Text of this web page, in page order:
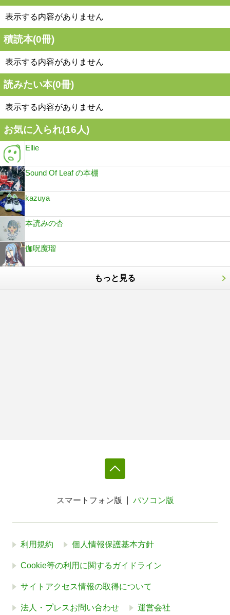
表示する内容がありません
積読本(0冊)
表示する内容がありません
読みたい本(0冊)
表示する内容がありません
お気に入られ(16人)
Ellie
Sound Of Leaf の本棚
kazuya
本読みの杏
伽呪魔瑠
もっと見る
スマートフォン版 パソコン版
利用規約 個人情報保護基本方針
Cookie等の利用に関するガイドライン
サイトアクセス情報の取得について
法人・プレスお問い合わせ 運営会社